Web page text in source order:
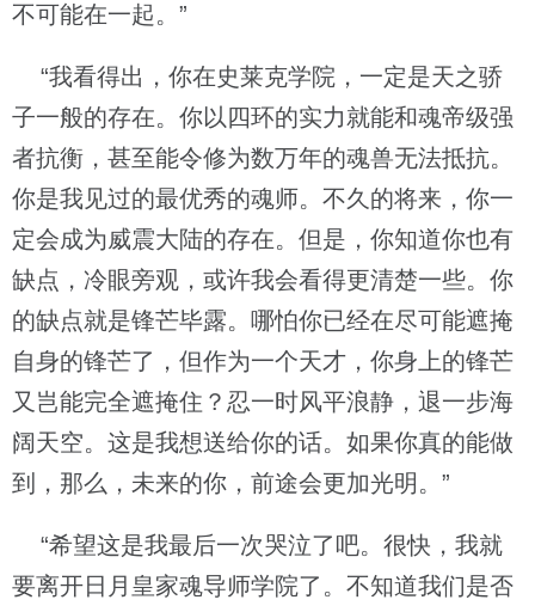
不可能在一起。”
“我看得出，你在史莱克学院，一定是天之骄
子一般的存在。你以四环的实力就能和魂帝级强
者抗衡，甚至能令修为数万年的魂兽无法抵抗。
你是我见过的最优秀的魂师。不久的将来，你一
定会成为威震大陆的存在。但是，你知道你也有
缺点，冷眼旁观，或许我会看得更清楚一些。你
的缺点就是锋芒毕露。哪怕你已经在尽可能遮掩
自身的锋芒了，但作为一个天才，你身上的锋芒
又岂能完全遮掩住？忍一时风平浪静，退一步海
阔天空。这是我想送给你的话。如果你真的能做
到，那么，未来的你，前途会更加光明。”
“希望这是我最后一次哭泣了吧。很快，我就
要离开日月皇家魂导师学院了。不知道我们是否